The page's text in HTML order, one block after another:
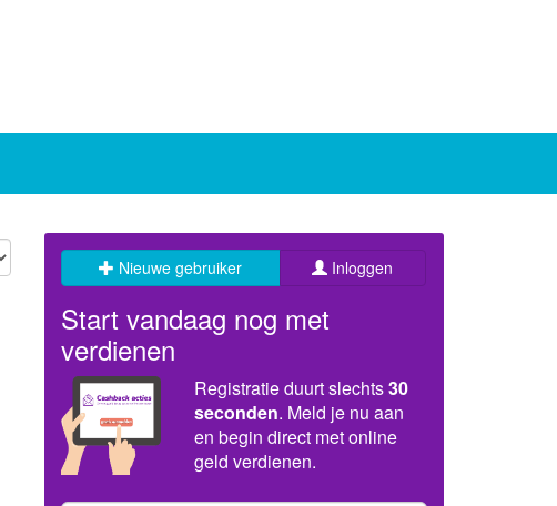
Nieuwe gebruiker Inloggen
Start vandaag nog met
verdienen
Registratie duurt slechts30
seconden. Meld je nu aan
en begin direct met online
geld verdienen.